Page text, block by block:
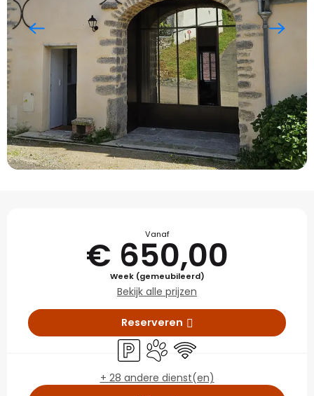
Openingstijden en
Vanaf
€ 650,00
Week (gemeubileerd)
Bekijk alle prijzen
Reserveren
Parkeerplaats
Dieren toegelaten
Wifi
+ 28 andere dienst(en)